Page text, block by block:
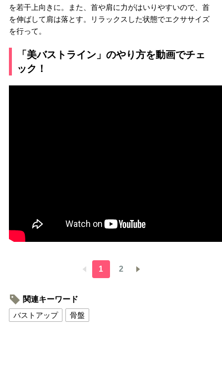
を若干上向きに。また、首や肩に力がはいりやすいので、首
を伸ばして肩は落とす。リラックスした状態でエクササイズ
を行って。
「美バストライン」のやり方を動画でチェ
ック！
1 2
関連キーワード
バストアップ
骨盤